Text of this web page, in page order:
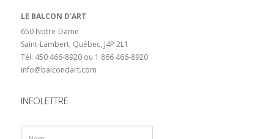
LE BALCON D'ART
650 Notre-Dame
Saint-Lambert, Québec, J4P 2L1
Tél: 450 466-8920 ou 1 866 466-8920
info@balcondart.com
INFOLETTRE